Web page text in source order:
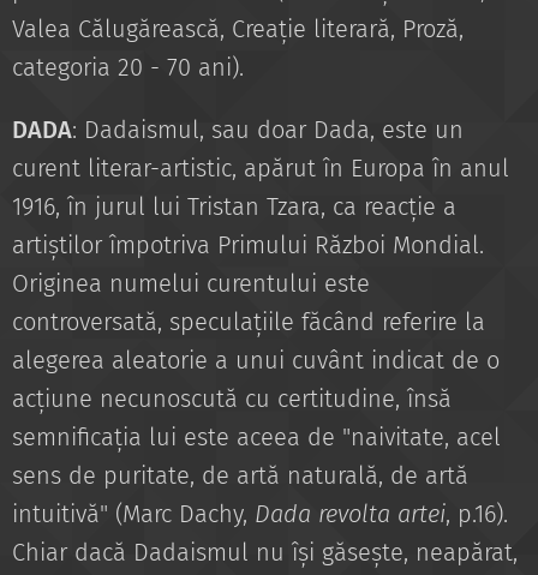
Valea Călugărească, Creație literară, Proză,
categoria 20 - 70 ani).
DADA: Dadaismul, sau doar Dada, este un
curent literar-artistic, apărut în Europa în anul
1916, în jurul lui Tristan Tzara, ca reacție a
artiștilor împotriva Primului Război Mondial.
Originea numelui curentului este
controversată, speculațiile făcând referire la
alegerea aleatorie a unui cuvânt indicat de o
acțiune necunoscută cu certitudine, însă
semnificația lui este aceea de "naivitate, acel
sens de puritate, de artă naturală, de artă
intuitivă" (Marc Dachy, Dada revolta artei, p.16).
Chiar dacă Dadaismul nu își găsește, neapărat,